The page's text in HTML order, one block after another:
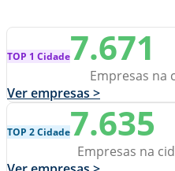
TOP 1 Cidade7.671
Empresas na
Ver empresas >
TOP 2 Cidade7.635
Empresas na